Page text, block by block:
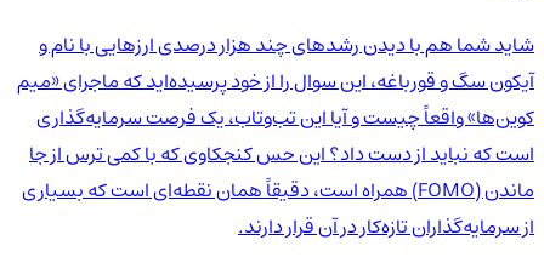
شاید شما هم با دیدن رشدهای چند هزار درصدی ارزهایی با نام و
آیکون سگ و قورباغه، این سوال را از خود پرسیده‌اید که ماجرای «میم
کوین‌ها» واقعاً چیست و آیا این تب‌وتاب، یک فرصت سرمایه‌گذاری
است که نباید از دست داد؟ این حس کنجکاوی که با کمی ترس از جا
ماندن (FOMO) همراه است، دقیقاً همان نقطه‌ای است که بسیاری
از سرمایه‌گذاران تازه‌کار در آن قرار دارند.